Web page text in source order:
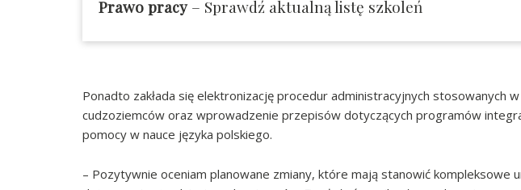
Prawo pracy– Sprawdź aktualną listę szkoleń
Ponadto zakłada się elektronizację procedur administracyjnych stosowanych
cudzoziemców oraz wprowadzenie przepisów dotyczących programów
pomocy w nauce języka polskiego.
– Pozytywnie oceniam planowane zmiany, które mają stanowić kompleksowe